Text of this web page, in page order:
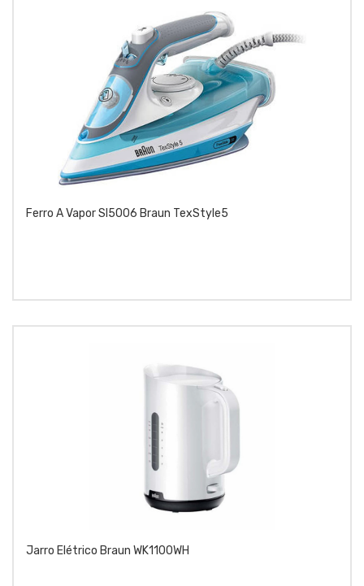
Ferro A Vapor SI5006 Braun TexStyle5
Jarro Elétrico Braun WK1100WH